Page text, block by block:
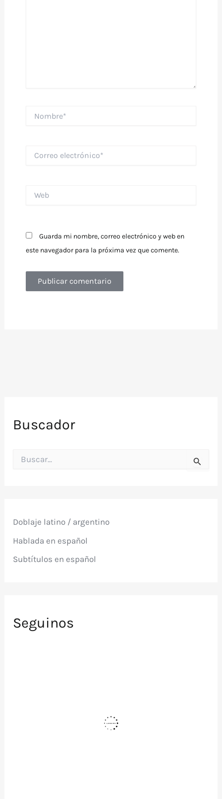
electrónico*
Guarda mi nombre, correo electrónico y web en
este navegador para la próxima vez que comente.
Buscador
o
:
Doblaje latino / argentino
Hablada en español
Subtítulos en español
Seguinos